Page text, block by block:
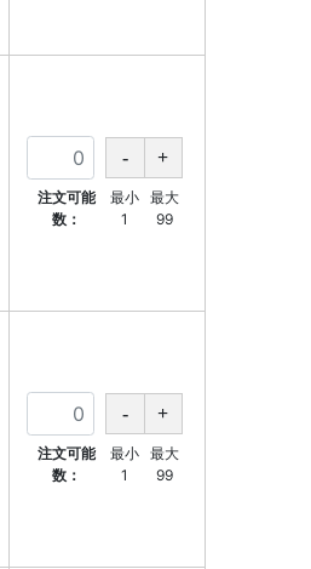
注文可能
数：
最小
1
最大
99
注文可能
数：
最小
1
最大
99